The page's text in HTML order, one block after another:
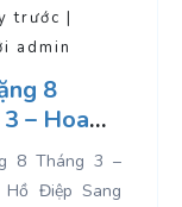
trước |
admin
Điệp
Tết /
Tặng
Ý Nghĩa
Trang Trí
Tặng Chúc